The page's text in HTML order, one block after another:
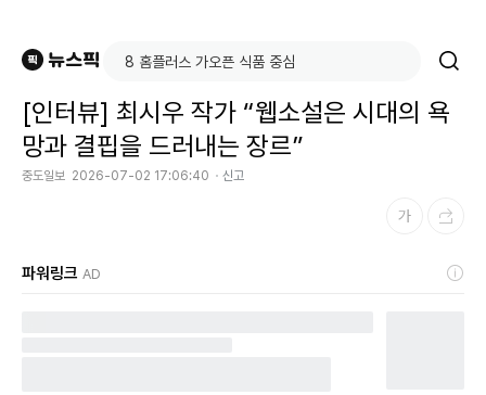
[인터뷰] 최시우 작가 “웹소설은 시대의 욕
망과 결핍을 드러내는 장르”
중도일보 2026-07-02 17:06:40 신고
파워링크 AD